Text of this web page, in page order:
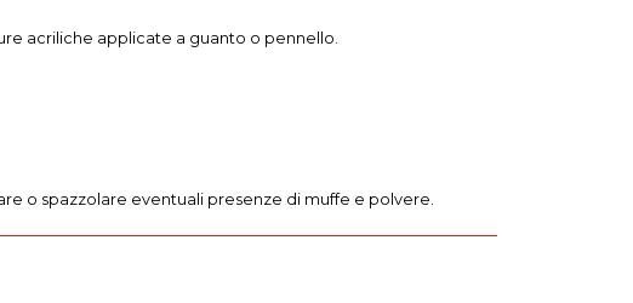
acriliche applicate a guanto o pennello.
o spazzolare eventuali presenze di muffe e polvere.